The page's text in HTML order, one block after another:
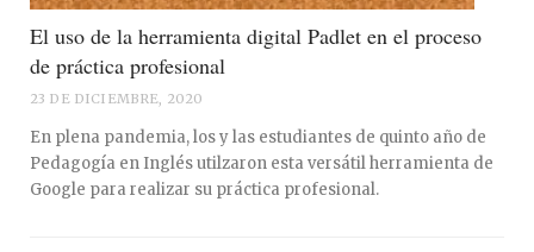
El uso de la herramienta digital Padlet en el proceso
de práctica profesional
23 DE DICIEMBRE, 2020
En plena pandemia, los y las estudiantes de quinto año de
Pedagogía en Inglés utilzaron esta versátil herramienta de
Google para realizar su práctica profesional.